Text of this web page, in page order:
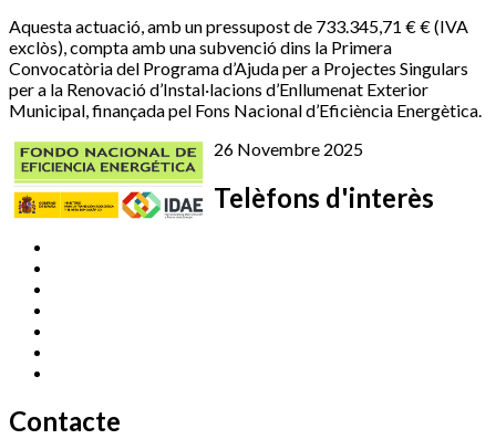
Aquesta actuació, amb un pressupost de 733.345,71 € € (IVA
exclòs), compta amb una subvenció dins la Primera
Convocatòria del Programa d’Ajuda per a Projectes Singulars
per a la Renovació d’Instal·lacions d’Enllumenat Exterior
Municipal, finançada pel Fons Nacional d’Eficiència Energètica.
26 Novembre 2025
Telèfons d'interès
Contacte